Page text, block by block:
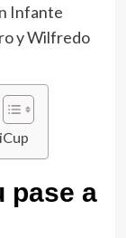
Infante
y Wilfredo
pase a